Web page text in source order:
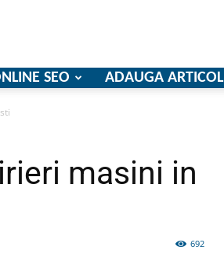
SEO ADAUGA ARTICOL
masini in
692